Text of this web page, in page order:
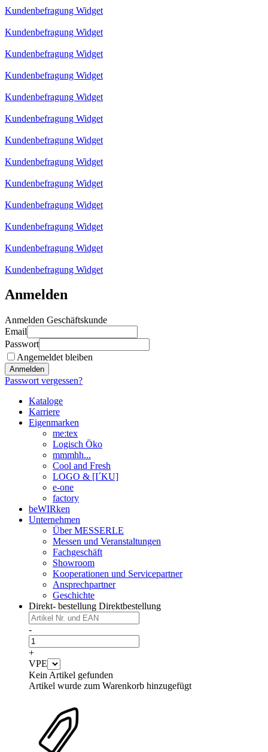
Kundenbefragung Widget
Kundenbefragung Widget
Kundenbefragung Widget
Kundenbefragung Widget
Kundenbefragung Widget
Kundenbefragung Widget
Kundenbefragung Widget
Kundenbefragung Widget
Kundenbefragung Widget
Kundenbefragung Widget
Kundenbefragung Widget
Kundenbefragung Widget
Kundenbefragung Widget
Anmelden
Anmelden Geschäftskunde
Email
Passwort
Angemeldet bleiben
Anmelden
Passwort vergessen?
Kataloge
Karriere
Eigenmarken
me:tex
Logisch Öko
mmmhh...
Cool and Fresh
LOGO & [I´KU]
e-one
factory
beWIRken
Unternehmen
Über MESSERLE
Messen und Veranstaltungen
Fachgeschäft
Showroom
Kooperationen und Servicepartner
Ansprechpartner
Geschichte
Direkt- bestellung Direktbestellung
-
+
VPE
Kein Artikel gefunden
Artikel wurde zum Warenkorb hinzugefügt